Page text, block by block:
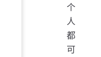
个
人
都
可